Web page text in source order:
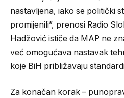
nastavljena, iako se politički
promijenili”, prenosi Radio
Hadžović ističe da MAP ne
već omogućava nastavak
koje BiH približavaju
Za konačan korak –